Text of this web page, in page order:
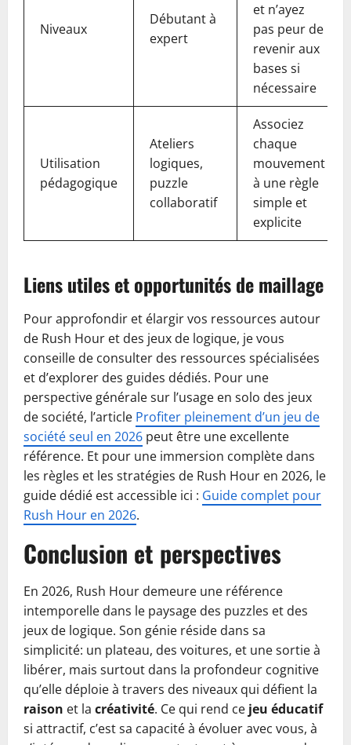
Niveaux
Débutant à
expert
et n’ayez
pas peur de
revenir aux
bases si
nécessaire
Utilisation
pédagogique
Ateliers
logiques,
puzzle
collaboratif
Associez
chaque
mouvement
à une règle
simple et
explicite
Liens utiles et opportunités de maillage
Pour approfondir et élargir vos ressources autour
de Rush Hour et des jeux de logique, je vous
conseille de consulter des ressources spécialisées
et d’explorer des guides dédiés. Pour une
perspective générale sur l’usage en solo des jeux
de société, l’article Profiter pleinement d’un jeu de
société seul en 2026 peut être une excellente
référence. Et pour une immersion complète dans
les règles et les stratégies de Rush Hour en 2026, le
guide dédié est accessible ici : Guide complet pour
Rush Hour en 2026.
Conclusion et perspectives
En 2026, Rush Hour demeure une référence
intemporelle dans le paysage des puzzles et des
jeux de logique. Son génie réside dans sa
simplicité: un plateau, des voitures, et une sortie à
libérer, mais surtout dans la profondeur cognitive
qu’elle déploie à travers des niveaux qui défient la
raison et la créativité. Ce qui rend ce jeu éducatif
si attractif, c’est sa capacité à évoluer avec vous, à